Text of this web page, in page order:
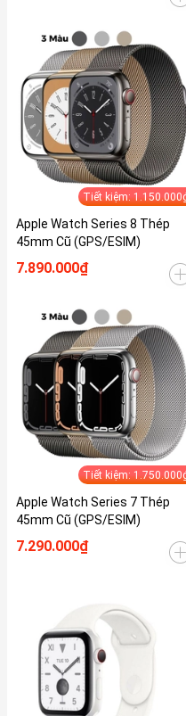
Tiết kiệm:
Apple Watch Series 8 Thép
45mm Cũ (GPS/ESIM)
7.890.000₫
Tiết kiệm:
Apple Watch Series 7 Thép
45mm Cũ (GPS/ESIM)
7.290.000₫